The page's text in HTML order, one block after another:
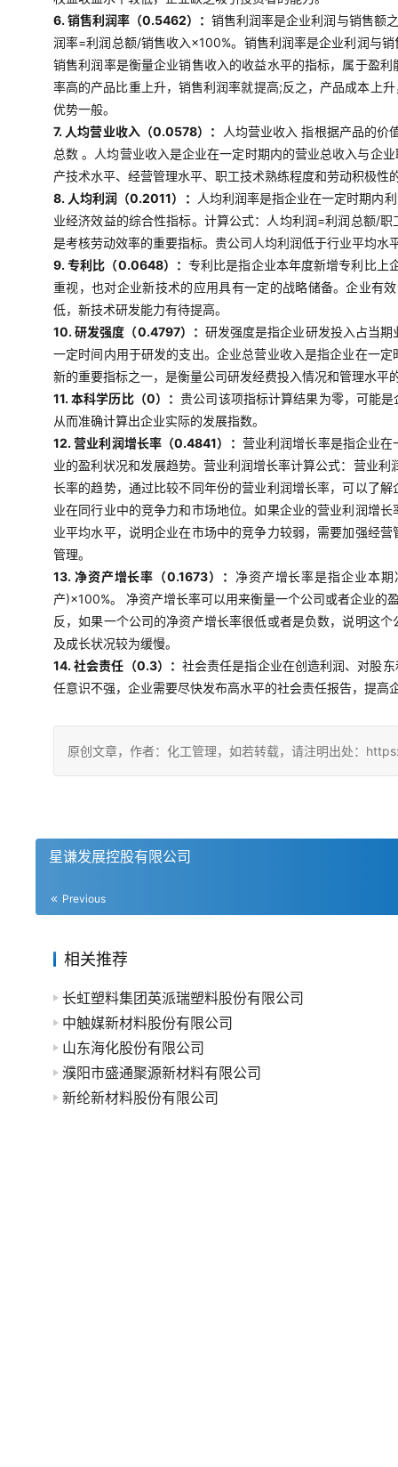
6. 销售利润率（0.5462）：销售利润率是企业利润与销售额
润率=利润总额/销售收入×100%。销售利润率是企业利润与
销售利润率是衡量企业销售收入的收益水平的指标，属于盈
率高的产品比重上升，销售利润率就提高;反之，产品成本上
优势一般。
7. 人均营业收入（0.0578）：
人均营业收入 指根据产品的价
总数 。人均营业收入是企业在一定时期内的营业总收入与企
产技术水平、经营管理水平、职工技术熟练程度和劳动积极
8. 人均利润（0.2011）：
人均利润率是指企业在一定时期内
业经济效益的综合性指标。计算公式：人均利润=利润总额/
是考核劳动效率的重要指标。贵公司人均利润低于行业平均
9. 专利比（0.0648）： 专利比是指企业本年度新增专利比上
重视，也对企业新技术的应用具有一定的战略储备。企业有
低，新技术研发能力有待提高。
10. 研发强度（0.4797）： 研发强度是指企业研发投入占当
一定时间内用于研发的支出。企业总营业收入是指企业在一
新的重要指标之一，是衡量公司研发经费投入情况和管理水
11. 本科学历比（0）：贵公司该项指标计算结果为零，可能
从而准确计算出企业实际的发展指数。
12. 营业利润增长率（0.4841）： 营业利润增长率是指企业
业的盈利状况和发展趋势。营业利润增长率计算公式：营业
长率的趋势，通过比较不同年份的营业利润增长率，可以了
业在同行业中的竞争力和市场地位。如果企业的营业利润增
业平均水平，说明企业在市场中的竞争力较弱，需要加强经
管理。
13. 净资产增长率（0.1673）： 净资产增长率是指企业本
产)×100%。 净资产增长率可以用来衡量一个公司或者企业的
反，如果一个公司的净资产增长率很低或者是负数，说明这
及成长状况较为缓慢。
14. 社会责任（0.3）： 社会责任是指企业在创造利润、对股
任意识不强，企业需要尽快发布高水平的社会责任报告，提高
原创文章，作者：化工管理，如若转载，请注明出处：
星谦发展控股有限公司
Previous
相关推荐
长虹塑料集团英派瑞塑料股份有限公司
中触媒新材料股份有限公司
山东海化股份有限公司
濮阳市盛通聚源新材料有限公司
新纶新材料股份有限公司